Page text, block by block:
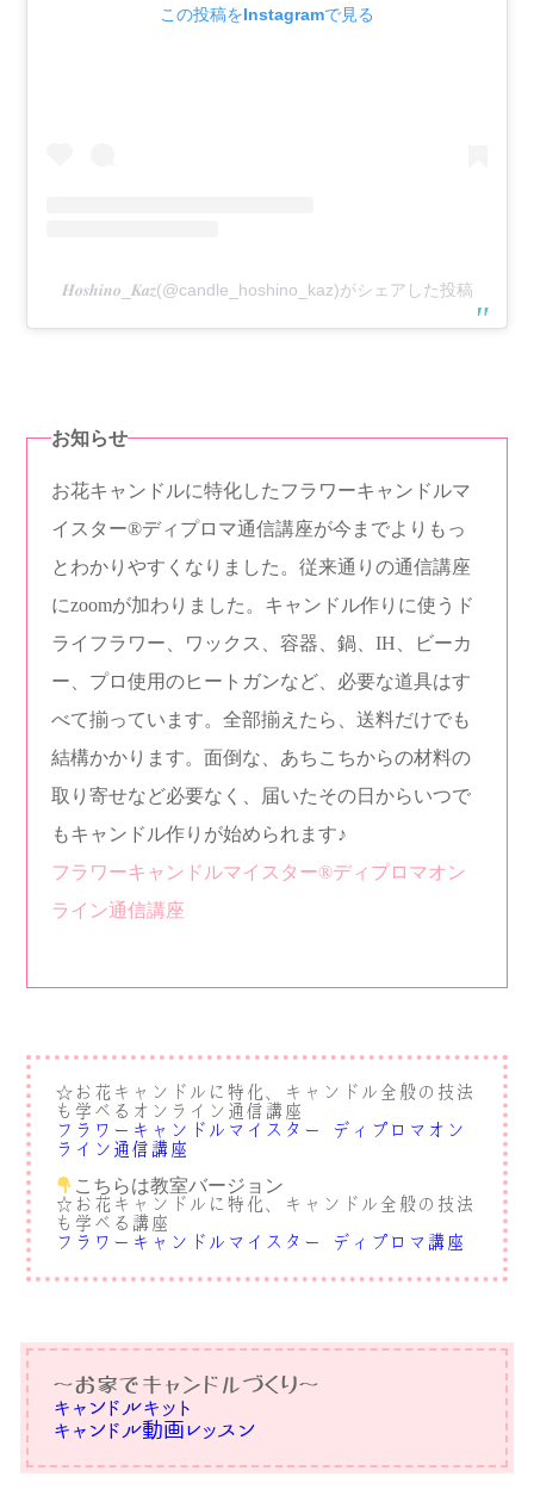
この投稿をInstagramで見る
𝑯𝒐𝒔𝒉𝒊𝒏𝒐_𝑲𝒂𝒛(@candle_hoshino_kaz)がシェアした投稿
お知らせ
お花キャンドルに特化したフラワーキャンドルマ
イスター®︎ディプロマ通信講座が今までよりもっ
とわかりやすくなりました。従来通りの通信講座
にzoomが加わりました。キャンドル作りに使うド
ライフラワー、ワックス、容器、鍋、IH、ビーカ
ー、プロ使用のヒートガンなど、必要な道具はす
べて揃っています。全部揃えたら、送料だけでも
結構かかります。面倒な、あちこちからの材料の
取り寄せなど必要なく、届いたその日からいつで
もキャンドル作りが始められます♪
フラワーキャンドルマイスター®︎ディプロマオン
ライン通信講座
☆ お花キャンドルに特化、キャンドル全般の技法
も学べるオンライン通信講座
フラワーキャンドルマイスター®︎ディプロマオン
ライン通信講座
こちらは教室バージョン
☆お花キャンドルに特化、キャンドル全般の技法
も学べる講座
フラワーキャンドルマイスター®︎ディプロマ講座
〜お家でキャンドルづくり〜
キャンドルキット
キャンドル動画レッスン